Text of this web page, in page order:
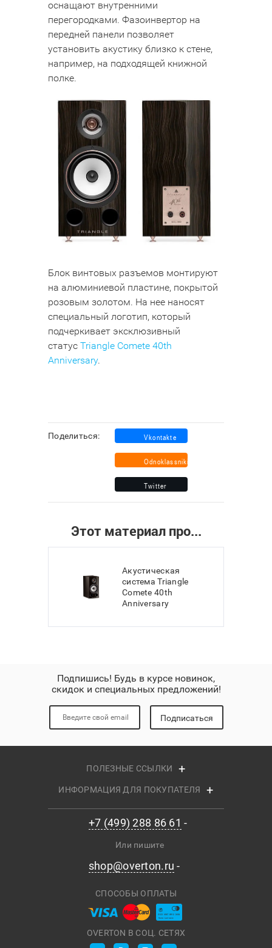
оснащают внутренними
перегородками. Фазоинвертор на
передней панели позволяет
установить акустику близко к стене,
например, на подходящей книжной
полке.
Блок винтовых разъемов монтируют
на алюминиевой пластине, покрытой
розовым золотом. На нее наносят
специальный логотип, который
подчеркивает эксклюзивный
статус Triangle Comete 40th
Anniversary.
Поделиться:
Этот материал про...
Акустическая
система Triangle
Comete 40th
Anniversary
Подпишись! Будь в курсе новинок,
скидок и специальных предложений!
Подписаться
ПОЛЕЗНЫЕ ССЫЛКИ
ИНФОРМАЦИЯ ДЛЯ ПОКУПАТЕЛЯ
+7 (499) 288 86 61
Или пишите
shop@overton.ru
OVERTON В СОЦ. СЕТЯХ
СПОСОБЫ ОПЛАТЫ